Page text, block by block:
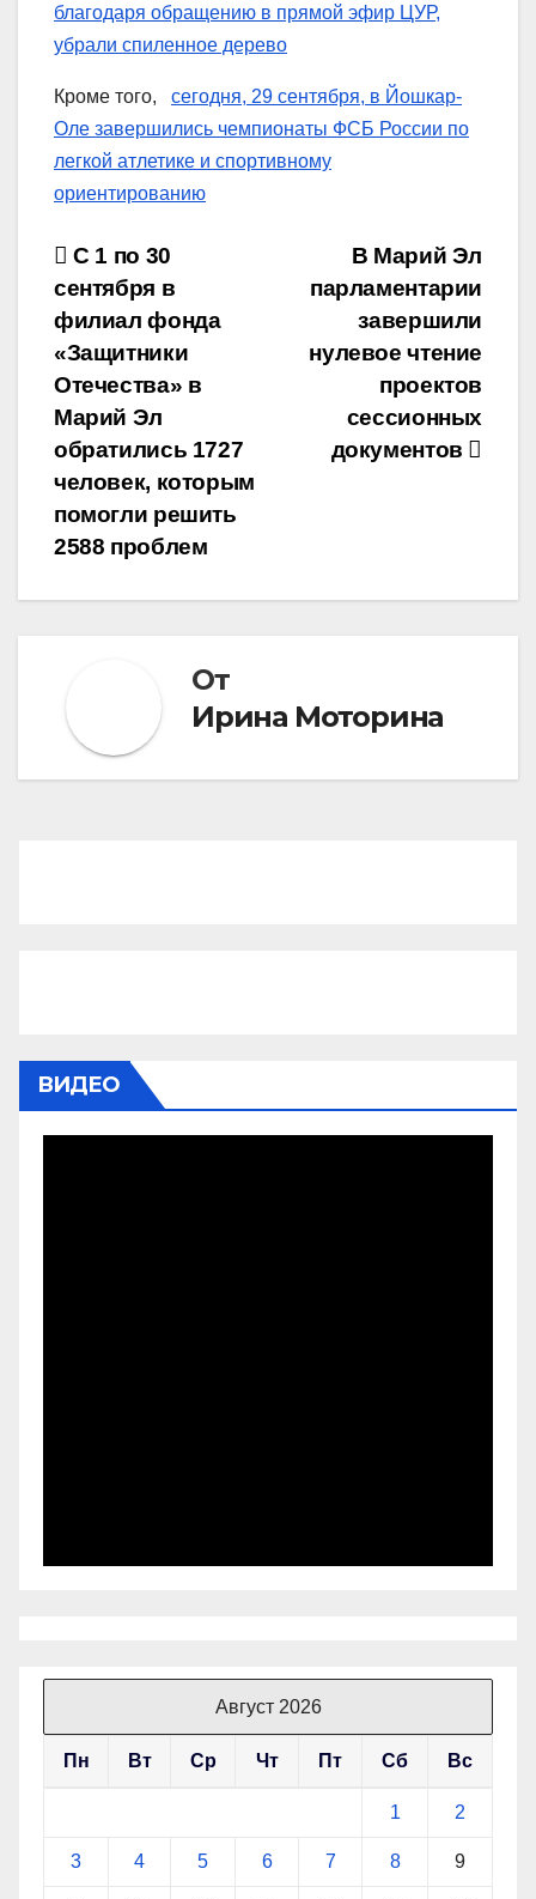
благодаря обращению в прямой эфир ЦУР,
убрали спиленное дерево
Кроме того, сегодня, 29 сентября, в Йошкар-
Оле завершились чемпионаты ФСБ России по
легкой атлетике и спортивному
ориентированию
Навигация
по
записям
В Марий Эл
парламентарии
завершили
нулевое чтение
проектов
сессионных
документов
С 1 по 30
сентября в
филиал фонда
«Защитники
Отечества» в
Марий Эл
обратились 1727
человек, которым
помогли решить
2588 проблем
От
Ирина Моторина
ВИДЕО
Август 2026
Пн Вт Ср Чт Пт Сб Вс
1 2
3 4 5 6 7 8 9